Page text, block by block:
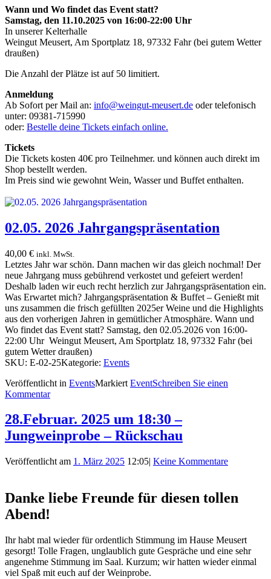
Wann und Wo findet das Event statt?
Samstag, den 11.10.2025 von 16:00-22:00 Uhr
In unserer Kelterhalle
Weingut Meusert, Am Sportplatz 18, 97332 Fahr (bei gutem Wetter
draußen)
Die Anzahl der Plätze ist auf 50 limitiert.
Anmeldung
Ab Sofort per Mail an: info@weingut-meusert.de oder telefonisch
unter: 09381-715990
oder: Bestelle deine Tickets einfach online.
Tickets
Die Tickets kosten 40€ pro Teilnehmer. und können auch direkt im
Shop bestellt werden.
Im Preis sind wie gewohnt Wein, Wasser und Buffet enthalten.
02.05. 2026 Jahrgangspräsentation
40,00 € inkl. MwSt.
Letztes Jahr war schön. Dann machen wir das gleich nochmal! Der
neue Jahrgang muss gebührend verkostet und gefeiert werden!
Deshalb laden wir euch recht herzlich zur Jahrgangspräsentation ein.
Was Erwartet mich? Jahrgangspräsentation & Buffet – Genießt mit
uns zusammen die frisch gefüllten 2025er Weine und die Highlights
aus den vorherigen Jahren in gemütlicher Atmosphäre. Wann und
Wo findet das Event statt? Samstag, den 02.05.2026 von 16:00-
22:00 Uhr Weingut Meusert, Am Sportplatz 18, 97332 Fahr (bei
gutem Wetter draußen)
SKU: E-02-25Kategorie: Events
Veröffentlicht in EventsMarkiert EventSchreiben Sie einen
Kommentar
28.Februar. 2025 um 18:30 –
Jungweinprobe – Rückschau
Veröffentlicht am 1. März 2025 12:05| Keine Kommentare
Danke liebe Freunde für diesen tollen
Abend!
Ihr habt mal wieder für ordentlich Stimmung im Hause Meusert
gesorgt! Tolle Fragen, unglaublich gute Gespräche und eine sehr
angenehme Stimmung im Saal. Kurzum; wir hatten wieder einmal
viel Spaß mit euch auf der Weinprobe.